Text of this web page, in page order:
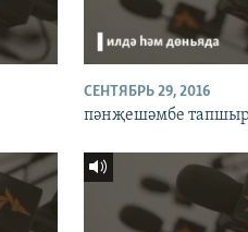
СЕНТЯБРЬ 29, 2016
пәнҗешәмбе